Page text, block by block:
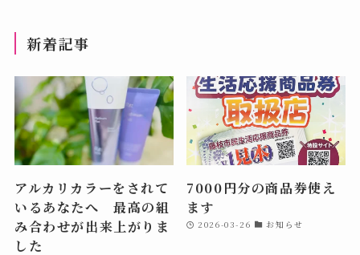
新着記事
アルカリカラーをされて
いるあなたへ 最高の組
み合わせが出来上がりま
した
7000円分の商品券使え
ます
2026-03-26 お知らせ